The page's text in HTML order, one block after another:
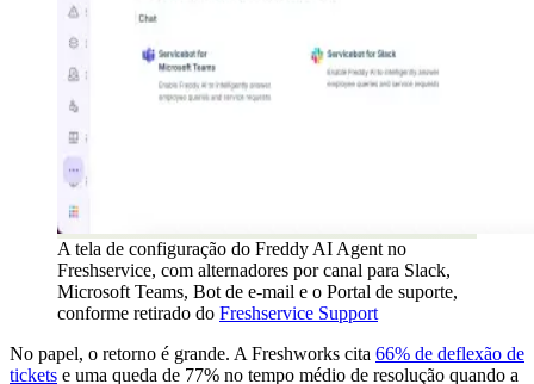
A tela de configuração do Freddy AI Agent no
Freshservice, com alternadores por canal para Slack,
Microsoft Teams, Bot de e-mail e o Portal de suporte,
conforme retirado do Freshservice Support
No papel, o retorno é grande. A Freshworks cita 66% de deflexão de
tickets e uma queda de 77% no tempo médio de resolução quando a